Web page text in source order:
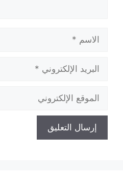
الإلكتروني
الإلكتروني